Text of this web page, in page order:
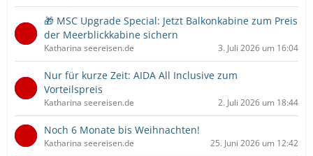
🎁 MSC Upgrade Special: Jetzt Balkonkabine zum Preis
der Meerblickkabine sichern
Katharina seereisen.de 3. Juli 2026 um 16:04
Nur für kurze Zeit: AIDA All Inclusive zum
Vorteilspreis
Katharina seereisen.de 2. Juli 2026 um 18:44
Noch 6 Monate bis Weihnachten!
Katharina seereisen.de 25. Juni 2026 um 12:42